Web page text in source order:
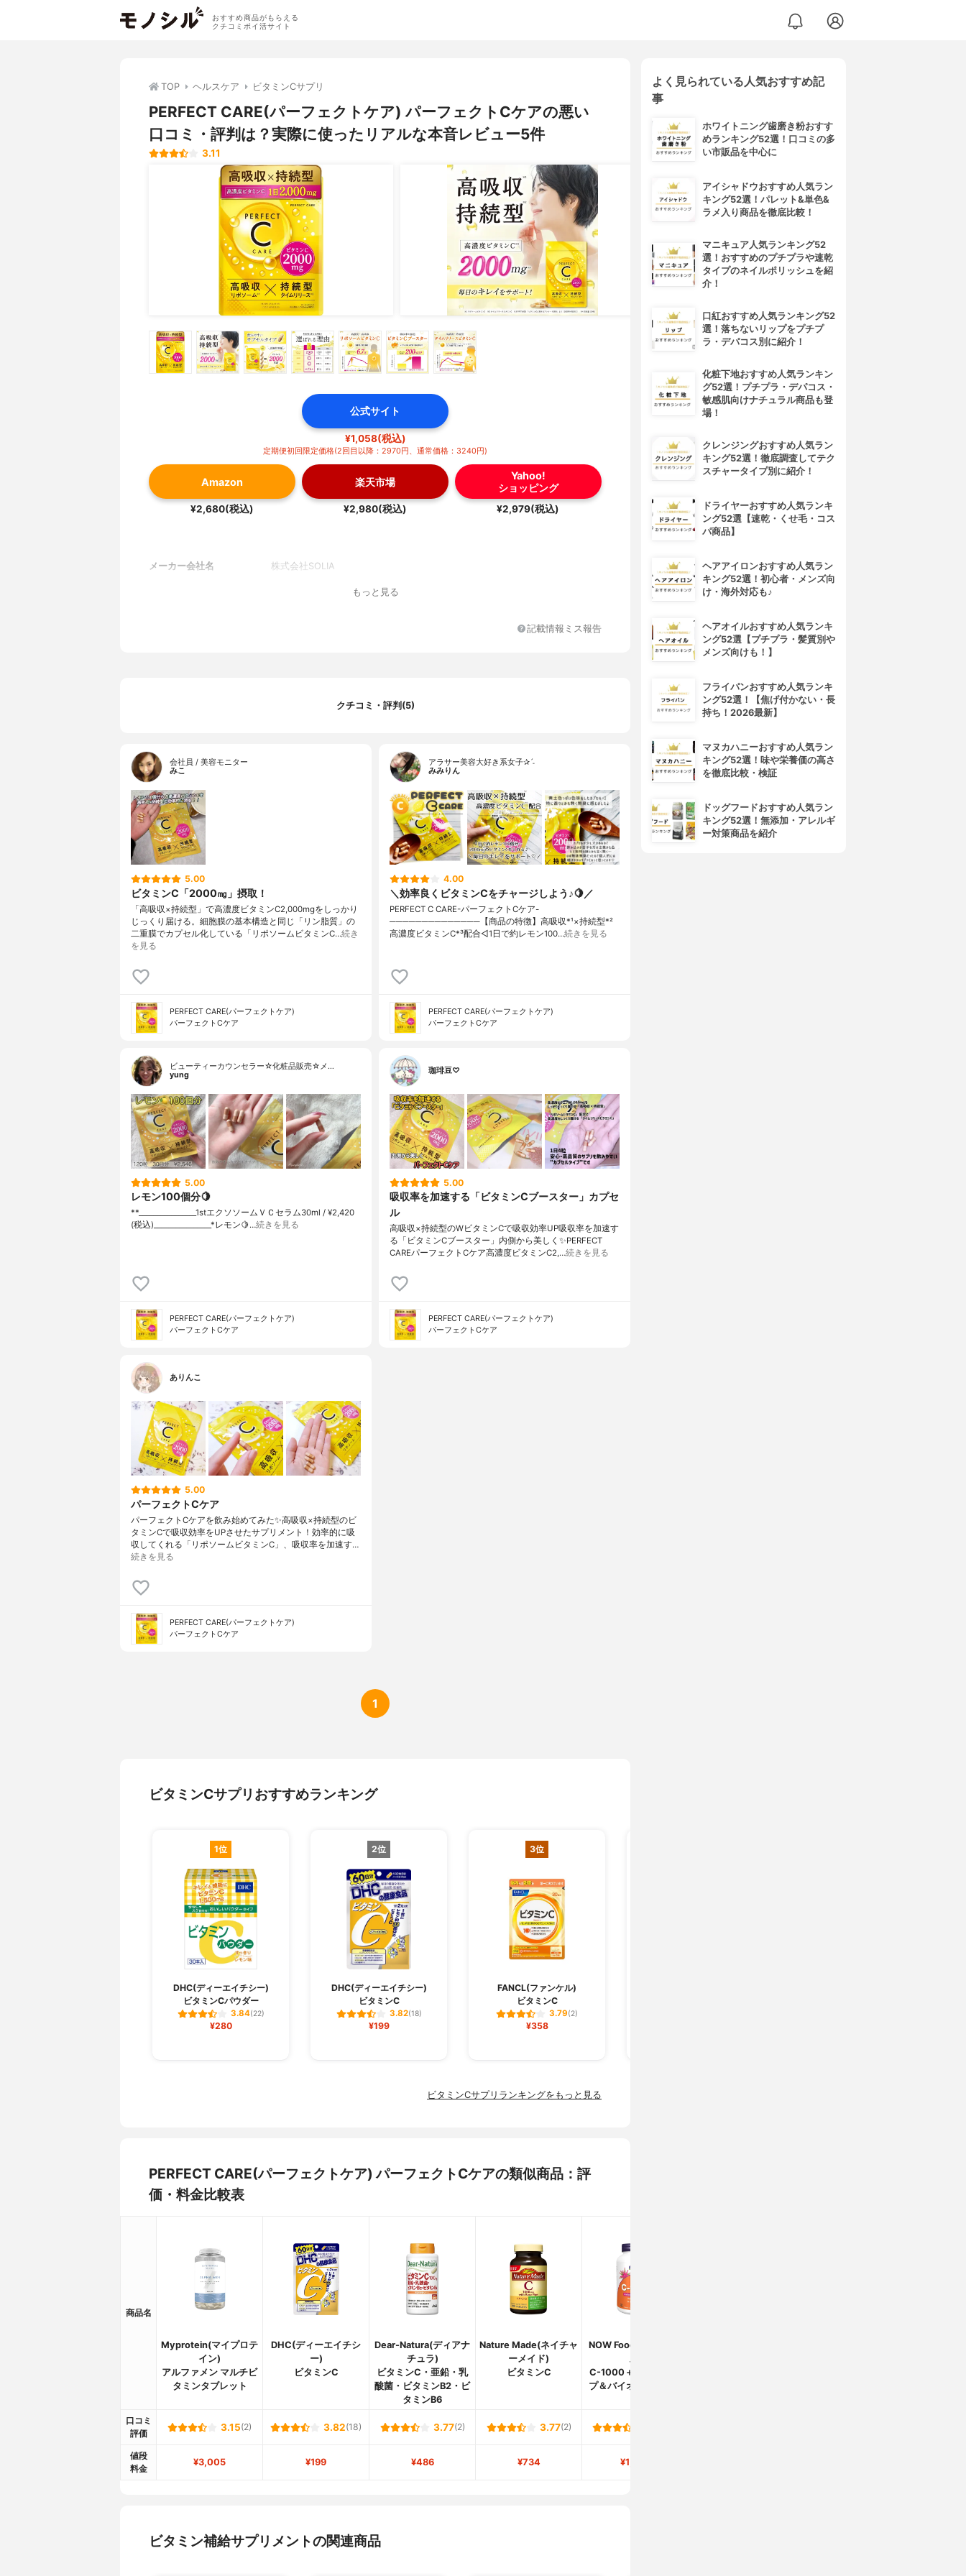
おすすめ商品がもらえる
クチコミポイ活サイト
TOP ヘルスケア ビタミンCサプリ
PERFECT CARE(パーフェクトケア) パーフェクトCケアの悪い
口コミ・評判は？実際に使ったリアルな本音レビュー5件
3.11
公式サイト
¥1,058(税込)
定期便初回限定価格(2回目以降：2970円、通常価格：3240円)
Amazon
¥2,680(税込)
楽天市場
¥2,980(税込)
Yahoo!
ショッピング
¥2,979(税込)
メーカー会社名 株式会社SOLIA
もっと見る
記載情報ミス報告
クチコミ・評判(5)
会社員 / 美容モニター
みこ
5.00
ビタミンC「2000㎎」摂取！
「高吸収×持続型」で高濃度ビタミンC2,000mgをしっかり
じっくり届ける。細胞膜の基本構造と同じ「リン脂質」の
二重膜でカプセル化している「リポソームビタミンC…続き
を見る
PERFECT CARE(パーフェクトケア)
パーフェクトCケア
アラサー美容大好き系女子✰ˊ˗
みみりん
4.00
＼効率良くビタミンCをチャージしよう♪🍋／
PERFECT C CARE-パーフェクトCケア-
──────────────【商品の特徴】高吸収*¹×持続型*²
高濃度ビタミンC*³配合◁1日で約レモン100…続きを見る
PERFECT CARE(パーフェクトケア)
パーフェクトCケア
ビューティーカウンセラー☆化粧品販売☆メ…
yung
5.00
レモン100個分🍋
**⁡________________⁡⁡1stエクソソームＶＣセラム⁡30ml / ¥2,420
(税込)⁡________________⁡⁡⁡⁡*レモン🍋…続きを見る
PERFECT CARE(パーフェクトケア)
パーフェクトCケア
珈琲豆♡
5.00
吸収率を加速する「ビタミンCブースター」カプセ
ル
高吸収×持続型のWビタミンCで吸収効率UP吸収率を加速す
る「ビタミンCブースター」内側から美しく✨PERFECT
CAREパーフェクトCケア高濃度ビタミンC2,…続きを見る
PERFECT CARE(パーフェクトケア)
パーフェクトCケア
ありんこ
5.00
パーフェクトCケア
パーフェクトCケアを飲み始めてみた✨高吸収×持続型のビ
タミンCで吸収効率をUPさせたサプリメント！効率的に吸
収してくれる「リポソームビタミンC」、吸収率を加速す…
続きを見る
PERFECT CARE(パーフェクトケア)
パーフェクトCケア
1
ビタミンCサプリおすすめランキング
1位
DHC(ディーエイチシー)
ビタミンCパウダー
3.84(22)
¥280
2位
DHC(ディーエイチシー)
ビタミンC
3.82(18)
¥199
3位
FANCL(ファンケル)
ビタミンC
3.79(2)
¥358
ビタミンCサプリランキングをもっと見る
PERFECT CARE(パーフェクトケア) パーフェクトCケアの類似商品：評
価・料金比較表
商品名
Myprotein(マイプロテ
イン)
アルファメン マルチビ
タミンタブレット
DHC(ディーエイチシ
ー)
ビタミンC
Dear-Natura(ディアナ
チュラ)
ビタミンC・亜鉛・乳
酸菌・ビタミンB2・ビ
タミンB6
Nature Made(ネイチャ
ーメイド)
ビタミンC
NOW Foods(ナウフー
ズ)
C-1000＋ローズヒッ
プ＆バイオフラボノイ
口コミ
評価
3.15(2) 3.82(18) 3.77(2) 3.77(2)
値段
料金
¥3,005 ¥199 ¥486 ¥734 ¥1,790
ビタミン補給サプリメントの関連商品
よく見られている人気おすすめ記
事
ホワイトニング歯磨き粉おすす
めランキング52選！口コミの多
い市販品を中心に
アイシャドウおすすめ人気ラン
キング52選！パレット&単色&
ラメ入り商品を徹底比較！
マニキュア人気ランキング52
選！おすすめのプチプラや速乾
タイプのネイルポリッシュを紹
介！
口紅おすすめ人気ランキング52
選！落ちないリップをプチプ
ラ・デパコス別に紹介！
化粧下地おすすめ人気ランキン
グ52選！プチプラ・デパコス・
敏感肌向けナチュラル商品も登
場！
クレンジングおすすめ人気ラン
キング52選！徹底調査してテク
スチャータイプ別に紹介！
ドライヤーおすすめ人気ランキ
ング52選【速乾・くせ毛・コス
パ商品】
ヘアアイロンおすすめ人気ラン
キング52選！初心者・メンズ向
け・海外対応も♪
ヘアオイルおすすめ人気ランキ
ング52選【プチプラ・髪質別や
メンズ向けも！】
フライパンおすすめ人気ランキ
ング52選！【焦げ付かない・長
持ち！2026最新】
マヌカハニーおすすめ人気ラン
キング52選！味や栄養価の高さ
を徹底比較・検証
ドッグフードおすすめ人気ラン
キング52選！無添加・アレルギ
ー対策商品を紹介